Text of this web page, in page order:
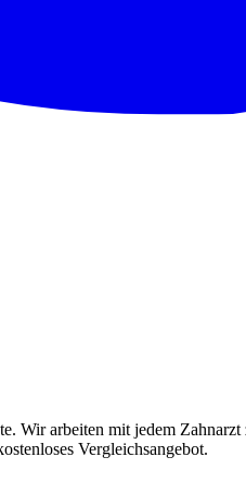
Wir arbeiten mit jedem
Vergleichsangebot.